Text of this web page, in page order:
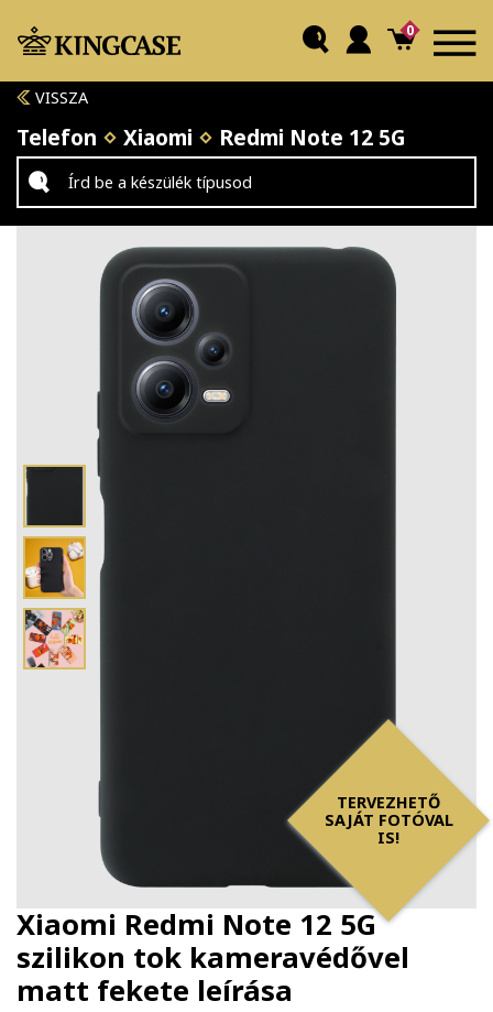
0
VISSZA
Telefon Xiaomi Redmi Note 12 5G
TERVEZHETŐ
SAJÁT FOTÓVAL
IS!
Xiaomi Redmi Note 12 5G
szilikon tok kameravédővel
matt fekete leírása